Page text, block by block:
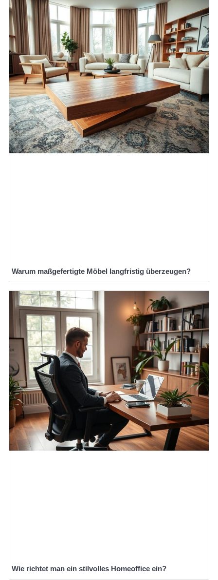
Warum maßgefertigte Möbel langfristig überzeugen?
Wie richtet man ein stilvolles Homeoffice ein?